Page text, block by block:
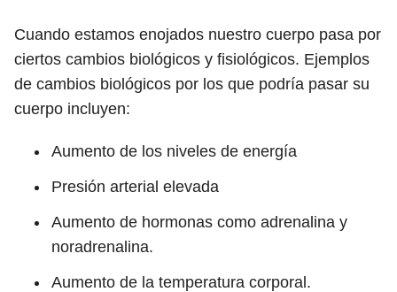
Cuando estamos enojados nuestro cuerpo pasa por
ciertos cambios biológicos y fisiológicos. Ejemplos
de cambios biológicos por los que podría pasar su
cuerpo incluyen:
Aumento de los niveles de energía
Presión arterial elevada
Aumento de hormonas como adrenalina y
noradrenalina.
Aumento de la temperatura corporal.